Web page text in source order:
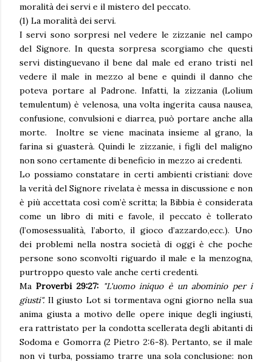
moralità dei servi e il mistero del peccato.
(1) La moralità dei servi.
I servi sono sorpresi nel vedere le zizzanie nel campo
del Signore. In questa sorpresa scorgiamo che questi
servi distinguevano il bene dal male ed erano tristi nel
vedere il male in mezzo al bene e quindi il danno che
poteva portare al Padrone. Infatti, la zizzania (Lolium
temulentum) è velenosa, una volta ingerita causa nausea,
confusione, convulsioni e diarrea, può portare anche alla
morte. Inoltre se viene macinata insieme al grano, la
farina si guasterà. Quindi le zizzanie, i figli del maligno
non sono certamente di beneficio in mezzo ai credenti.
Lo possiamo constatare in certi ambienti cristiani: dove
la verità del Signore rivelata è messa in discussione e non
è più accettata così com’è scritta; la Bibbia è considerata
come un libro di miti e favole, il peccato è tollerato
(l’omosessualità, l’aborto, il gioco d’azzardo,ecc.). Uno
dei problemi nella nostra società di oggi è che poche
persone sono sconvolti riguardo il male e la menzogna,
purtroppo questo vale anche certi credenti.
MaProverbi 29:27: "L'uomo iniquo è un abominio per i
giusti".Il giusto Lot si tormentava ogni giorno nella sua
anima giusta a motivo delle opere inique degli ingiusti,
era rattristato per la condotta scellerata degli abitanti di
Sodoma e Gomorra (2 Pietro 2:6-8). Pertanto, se il male
non vi turba, possiamo trarre una sola conclusione: non